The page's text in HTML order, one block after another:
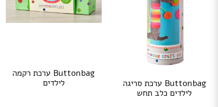
Buttonbag ערכת סריגה
לילדים כלב תחש
Buttonbag ערכת רקמה
לילדים